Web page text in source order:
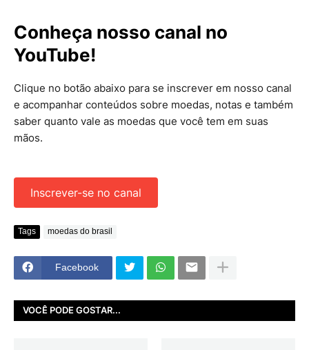
Conheça nosso canal no
YouTube!
Clique no botão abaixo para se inscrever em nosso canal
e acompanhar conteúdos sobre moedas, notas e também
saber quanto vale as moedas que você tem em suas
mãos.
Inscrever-se no canal
Tags moedas do brasil
Facebook
VOCÊ PODE GOSTAR...